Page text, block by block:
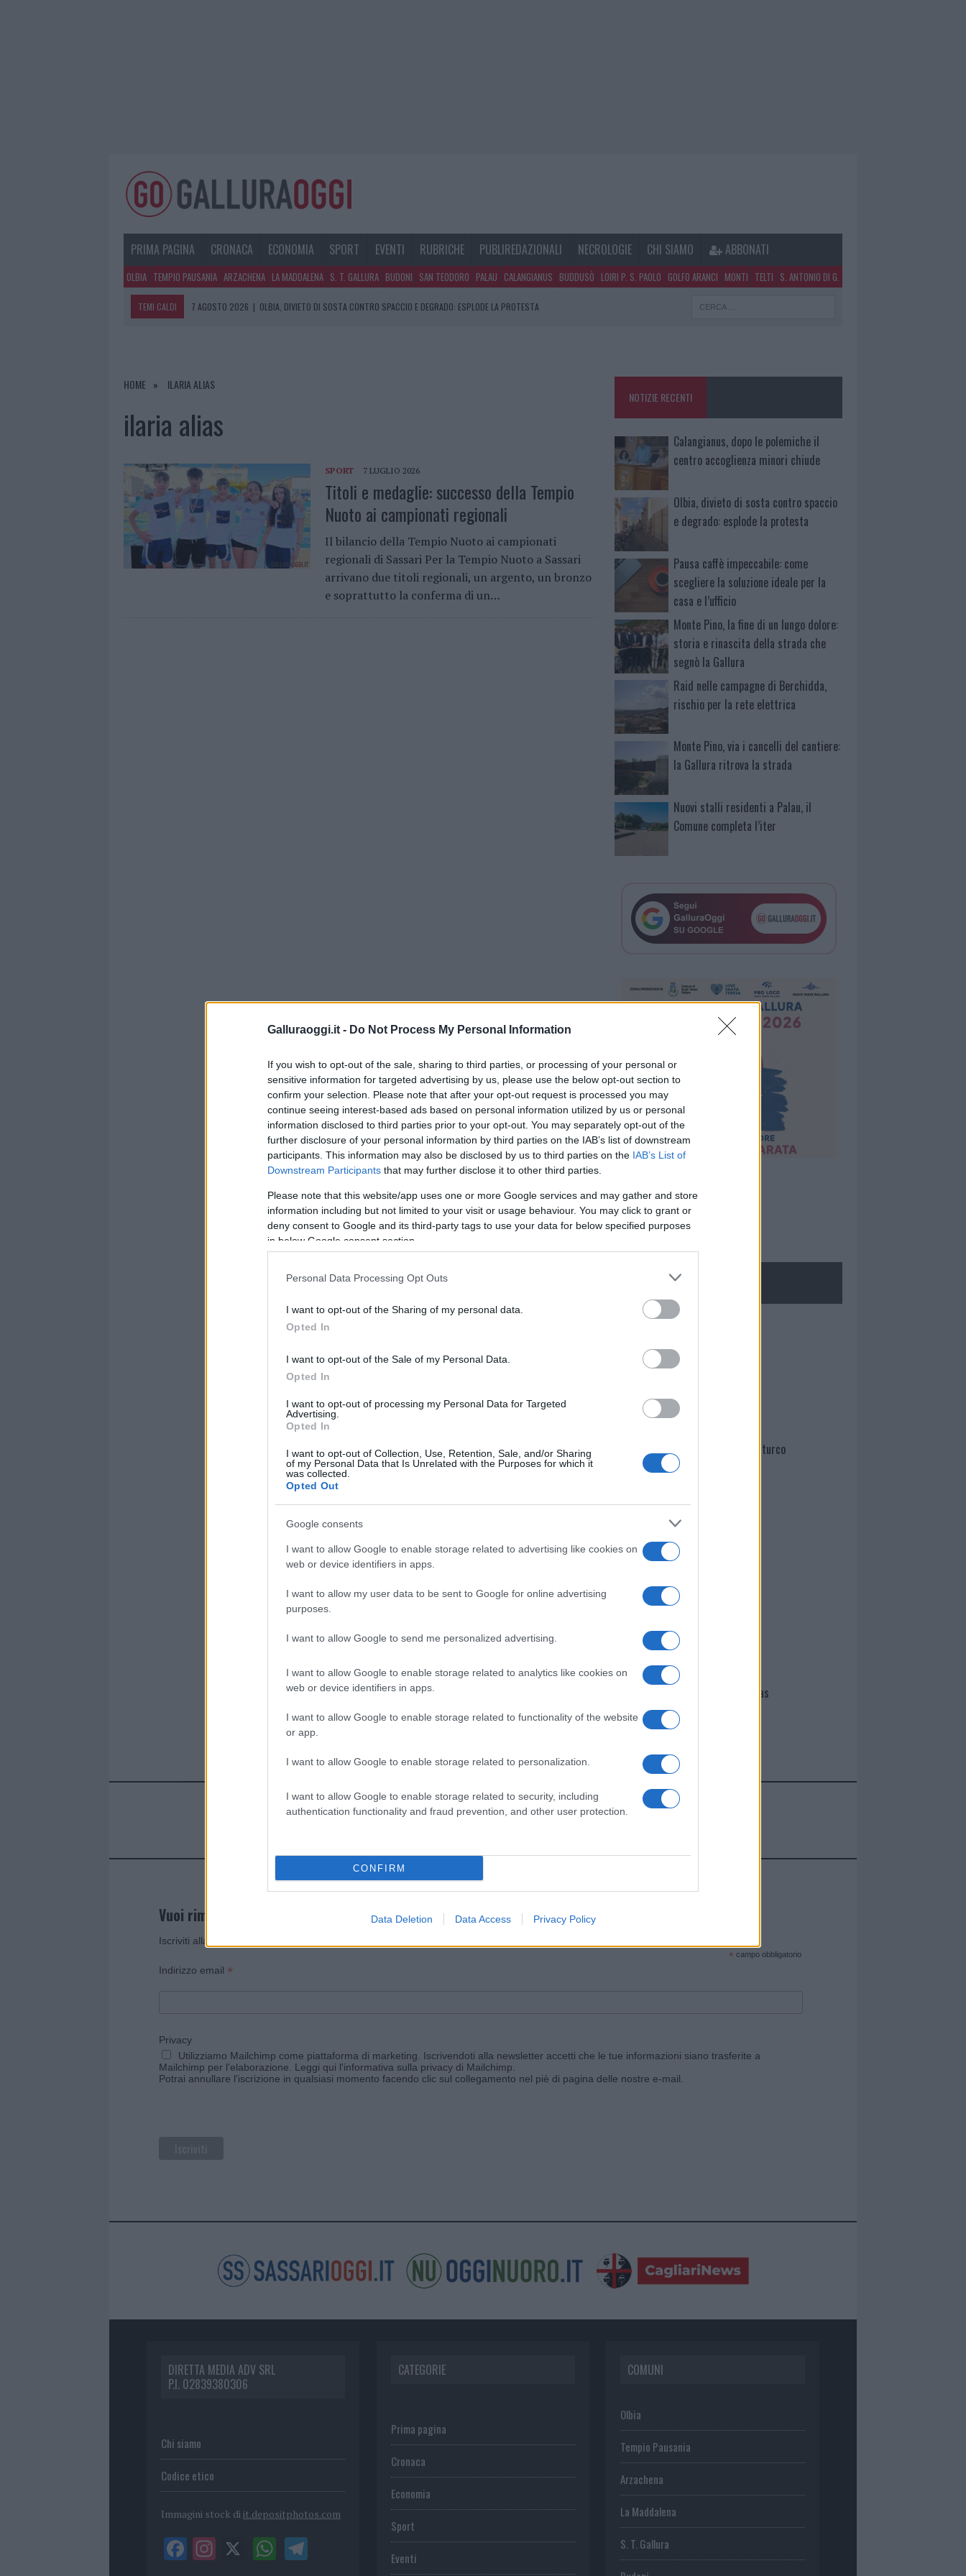
Galluraoggi.it - Do Not Process My Personal Information
If you wish to opt-out of the sale, sharing to third parties, or processing of your personal or
sensitive information for targeted advertising by us, please use the below opt-out section to
confirm your selection. Please note that after your opt-out request is processed you may
continue seeing interest-based ads based on personal information utilized by us or personal
information disclosed to third parties prior to your opt-out. You may separately opt-out of the
further disclosure of your personal information by third parties on the IAB’s list of downstream
participants. This information may also be disclosed by us to third parties on the IAB’s List of
Downstream Participants that may further disclose it to other third parties.
Please note that this website/app uses one or more Google services and may gather and store
information including but not limited to your visit or usage behaviour. You may click to grant or
deny consent to Google and its third-party tags to use your data for below specified purposes
in below Google consent section.
Personal Data Processing Opt Outs
I want to opt-out of the Sharing of my personal data.
Opted In
I want to opt-out of the Sale of my Personal Data.
Opted In
I want to opt-out of processing my Personal Data for Targeted
Advertising.
Opted In
I want to opt-out of Collection, Use, Retention, Sale, and/or Sharing
of my Personal Data that Is Unrelated with the Purposes for which it
was collected.
Opted Out
Google consents
I want to allow Google to enable storage related to advertising like cookies on
web or device identifiers in apps.
I want to allow my user data to be sent to Google for online advertising
purposes.
I want to allow Google to send me personalized advertising.
I want to allow Google to enable storage related to analytics like cookies on
web or device identifiers in apps.
I want to allow Google to enable storage related to functionality of the website
or app.
I want to allow Google to enable storage related to personalization.
I want to allow Google to enable storage related to security, including
authentication functionality and fraud prevention, and other user protection.
CONFIRM
Data Deletion Data Access Privacy Policy
PRIMA PAGINA CRONACA ECONOMIA SPORT EVENTI RUBRICHE PUBLIREDAZIONALI NECROLOGIE CHI SIAMO ABBONATI
OLBIA TEMPIO PAUSANIA ARZACHENA LA MADDALENA S. T. GALLURA BUDONI SAN TEODORO PALAU CALANGIANUS BUDDUSÒ LOIRI P. S. PAOLO GOLFO ARANCI MONTI TELTI S. ANTONIO DI G.
TEMI CALDI 7 AGOSTO 2026 | OLBIA, DIVIETO DI SOSTA CONTRO SPACCIO E DEGRADO: ESPLODE LA PROTESTA
7 AGOSTO 2026 | RAID NELLE CAMPAGNE DI BERCHIDDA, RISCHIO PER LA RETE ELETTRICA
HOME ILARIA ALIAS
ilaria alias
SPORT 7 LUGLIO 2026
Titoli e medaglie: successo della Tempio
Nuoto ai campionati regionali
Il bilancio della Tempio Nuoto ai campionati
regionali di Sassari Per la Tempio Nuoto a Sassari
arrivano due titoli regionali, un argento, un bronzo
e soprattutto la conferma di un…
NOTIZIE RECENTI
Calangianus, dopo le polemiche il
centro accoglienza minori chiude
Olbia, divieto di sosta contro spaccio
e degrado: esplode la protesta
Pausa caffè impeccabile: come
scegliere la soluzione ideale per la
casa e l’ufficio
Monte Pino, la fine di un lungo dolore:
storia e rinascita della strada che
segnò la Gallura
Raid nelle campagne di Berchidda,
rischio per la rete elettrica
Monte Pino, via i cancelli del cantiere:
la Gallura ritrova la strada
Nuovi stalli residenti a Palau, il
Comune completa l’iter
NECROLOGIE
Martina Agostina Diturco
I nostri cari
I nostri cari
Giovannimaria Cabras
Invia un Comunicato Stampa|Pubblicità|Segnala
Vuoi rimanere sempre aggiornato?
Iscriviti alla newsletter di Gallura Oggi e ricevi le nostre email periodiche contenenti le ultime notizie pubblicate sul sito web!
* campo obbligatorio
Indirizzo email *
Privacy
Utilizziamo Mailchimp come piattaforma di marketing. Iscrivendoti alla newsletter accetti che le tue informazioni siano trasferite a
Mailchimp per l'elaborazione. Leggi qui l'informativa sulla privacy di Mailchimp
Potrai annullare l'iscrizione in qualsiasi momento facendo clic sul collegamento nel piè di pagina delle nostre e-mail.
DIRETTA MEDIA ADV SRL
P.I. 02839380306
Chi siamo
Codice etico
Immagini stock di it.depositphotos.com
CATEGORIE
Prima pagina
Cronaca
Economia
Sport
Eventi
COMUNI
Olbia
Tempio Pausania
Arzachena
La Maddalena
S. T. Gallura